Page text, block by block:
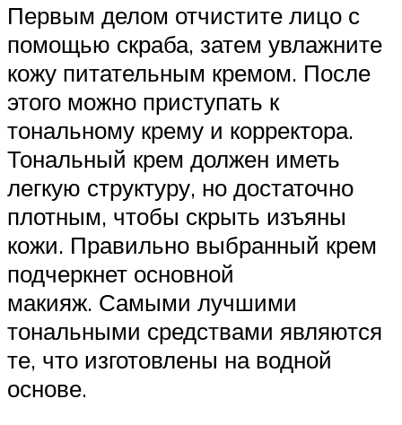
Первым делом отчистите лицо с
помощью скраба, затем увлажните
кожу питательным кремом. После
этого можно приступать к
тональному крему и корректора.
Тональный крем должен иметь
легкую структуру, но достаточно
плотным, чтобы скрыть изъяны
кожи. Правильно выбранный крем
подчеркнет основной
макияж. Самыми лучшими
тональными средствами являются
те, что изготовлены на водной
основе.